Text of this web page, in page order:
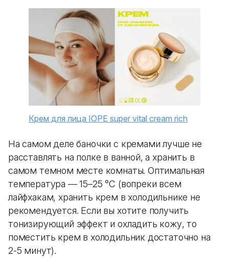
Крем для лица IOPE super vital cream rich
На самом деле баночки с кремами лучше не
расставлять на полке в ванной, а хранить в
самом темном месте комнаты. Оптимальная
температура — 15–25 °С (вопреки всем
лайфхакам, хранить крем в холодильнике не
рекомендуется. Если вы хотите получить
тонизирующий эффект и охладить кожу, то
поместить крем в холодильник достаточно на
2-5 минут).